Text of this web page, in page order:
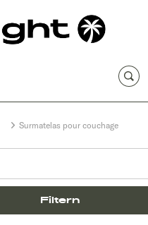
Surmatelas pour couchage
Filtern